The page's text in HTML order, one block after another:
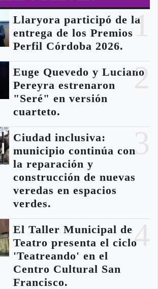
1
Llaryora participó de la
entrega de los Premios
Perfil Córdoba 2026.
2
Euge Quevedo y Luciano
Pereyra estrenaron
"Seré" en versión
cuarteto.
3
Ciudad inclusiva:
municipio continúa con
la reparación y
construcción de nuevas
veredas en espacios
verdes.
4
El Taller Municipal de
Teatro presenta el ciclo
'Teatreando' en el
Centro Cultural San
Francisco.